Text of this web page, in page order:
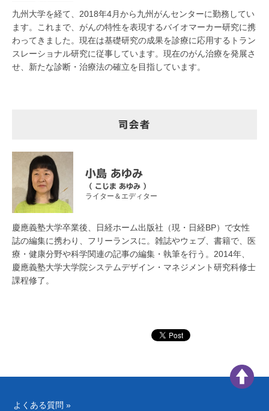
九州大学を経て、2018年4月から九州がんセンターに勤務してい
ます。これまで、がんの特性を表現するバイオマーカー研究に携
わってきました。現在は基礎研究の成果を診療に応用するトラン
スレーショナル研究に従事しています。現在のがん治療を発展さ
せ、新たな診断・治療法の確立を目指しています。
司会者
小島 あゆみ
（ こじま あゆみ ）
ライター＆エディター
慶應義塾大学卒業後、日経ホーム出版社（現・日経BP）で女性
誌の編集に携わり、フリーランスに。雑誌やウェブ、書籍で、医
療・健康分野や科学関連の記事の編集・執筆を行う。2014年、
慶應義塾大学大学院システムデザイン・マネジメント研究科修士
課程修了。
よくある質問 »